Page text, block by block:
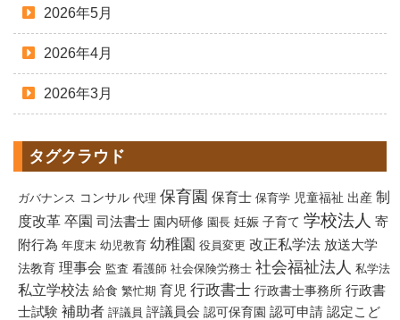
2026年5月
2026年4月
2026年3月
タグクラウド
ガバナンス コンサル 代理 保育園 保育士 保育学 児童福祉 出産 制
度改革 卒園 司法書士 園内研修 園長 妊娠 子育て 学校法人 寄
附行為 年度末 幼児教育 幼稚園 役員変更 改正私学法 放送大学
法教育 理事会 監査 看護師 社会保険労務士 社会福祉法人 私学法
私立学校法 給食 繁忙期 育児 行政書士 行政書士事務所 行政書
士試験 補助者 評議員 評議員会 認可保育園 認可申請 認定こど